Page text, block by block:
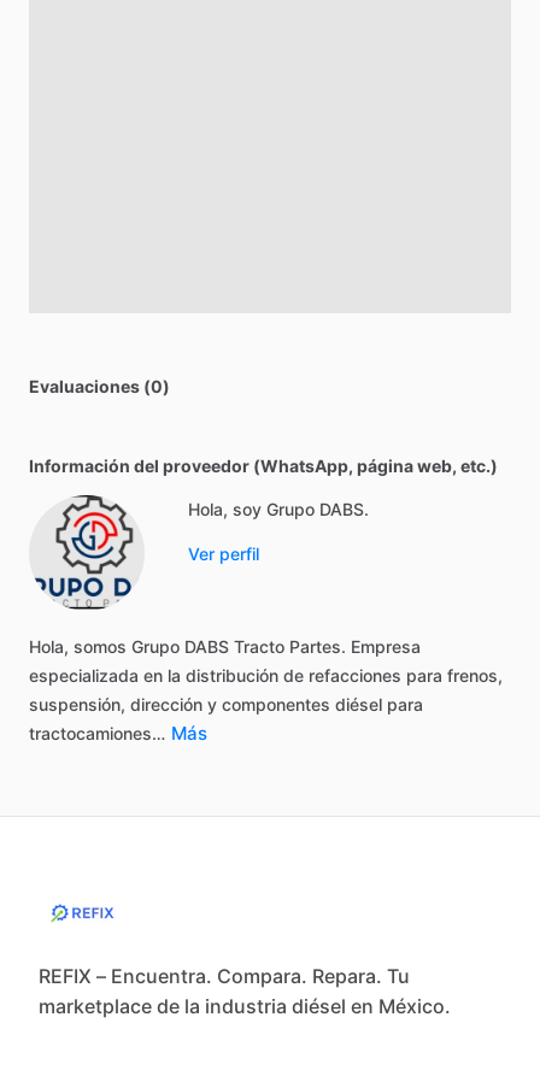
Evaluaciones (0)
Información del proveedor (WhatsApp, página web, etc.)
Hola, soy Grupo DABS.
Ver perfil
Hola, somos Grupo DABS Tracto Partes. Empresa
especializada en la distribución de refacciones para frenos,
suspensión, dirección y componentes diésel para
tractocamiones… Más
REFIX – Encuentra. Compara. Repara. Tu
marketplace de la industria diésel en México.